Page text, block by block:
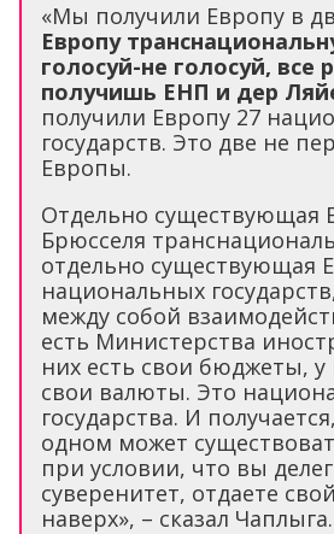
«Мы получили Европу в
Европу
голосуй-не голосуй, все
получишь ЕНП и дер
получили Европу 27
государств. Это две не
Европы.
Отдельно существующая
Брюсселя
отдельно существующая
национальных
между собой
есть Министерства
них есть свои бюджеты, у
свои валюты. Это
государства. И
одном может
при условии, что вы
суверенитет, отдаете
наверх», – сказал Чаплыга.